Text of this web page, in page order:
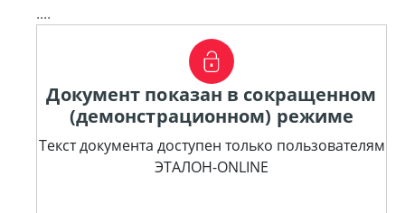
....
Документ показан в сокращенном
(демонстрационном) режиме
Текст документа доступен только пользователям
ЭТАЛОН-ONLINE